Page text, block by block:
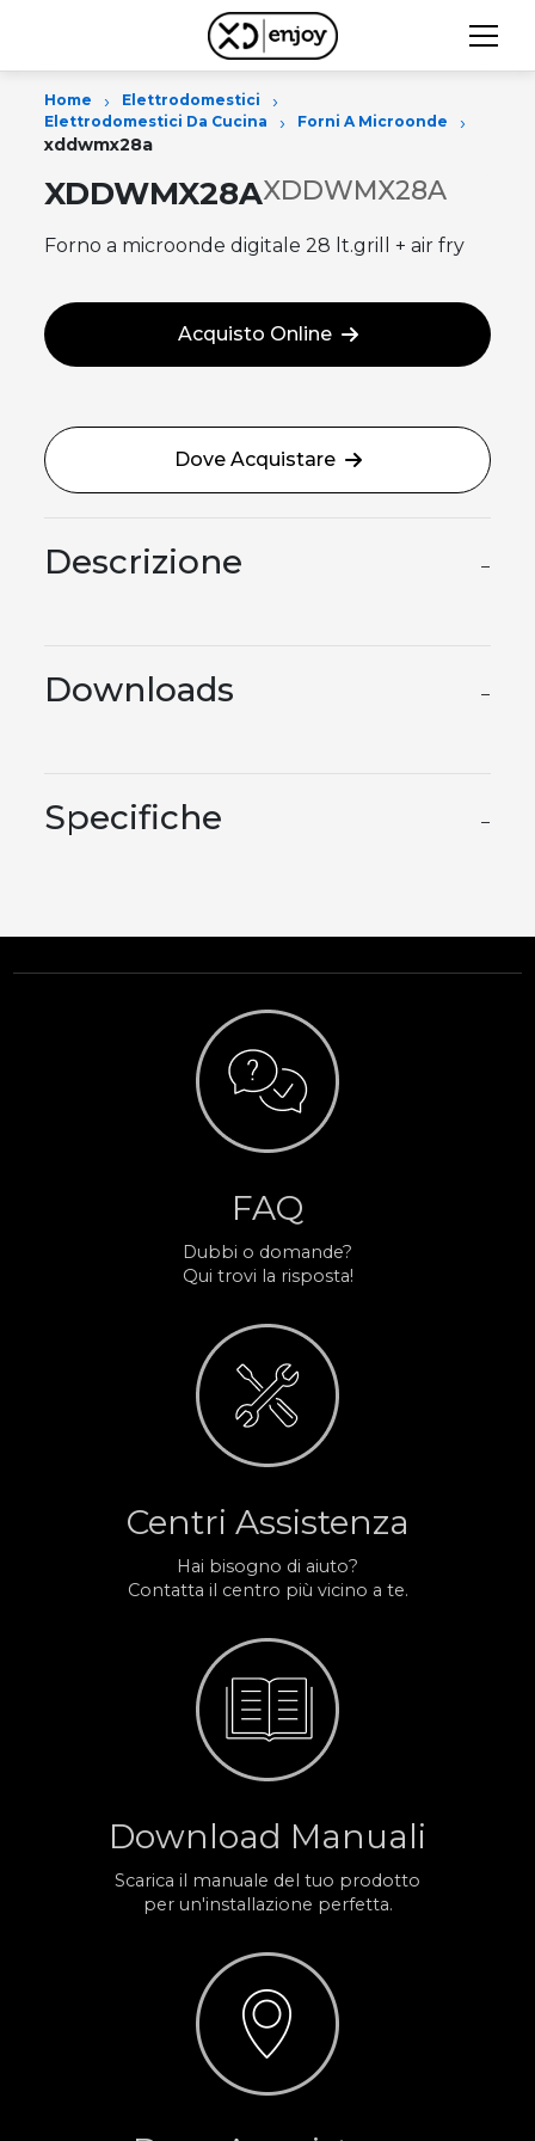
Home › Elettrodomestici ›
Elettrodomestici Da Cucina › Forni A Microonde ›
xddwmx28a
XDDWMX28AXDDWMX28A
Forno a microonde digitale 28 lt.grill + air fry
Acquisto Online
Dove Acquistare
Descrizione −
Downloads −
Specifiche −
FAQ
Dubbi o domande?
Qui trovi la risposta!
Centri Assistenza
Hai bisogno di aiuto?
Contatta il centro più vicino a te.
Download Manuali
Scarica il manuale del tuo prodotto
per un'installazione perfetta.